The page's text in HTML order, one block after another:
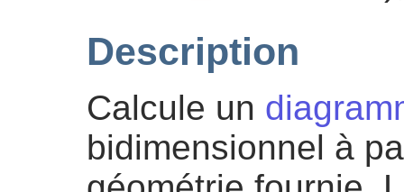
Description
Calcule un
bidimensionnel à